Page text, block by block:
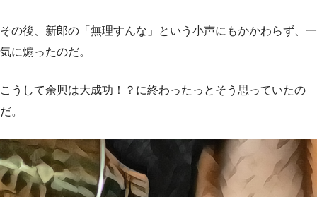
その後、新郎の「無理すんな」という小声にもかかわらず、一
気に煽ったのだ。
こうして余興は大成功！？に終わったっとそう思っていたの
だ。